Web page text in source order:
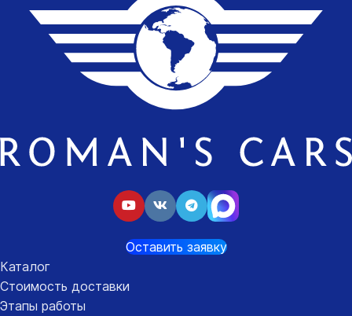
Оставить заявку
Каталог
Стоимость доставки
Этапы работы